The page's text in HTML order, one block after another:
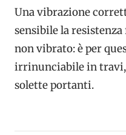
Una vibrazione
sensibile la
non vibrato: è per
irrinunciabile in
solette portanti.